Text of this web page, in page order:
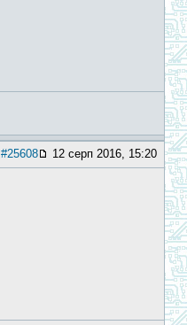
#25608 12 серп 2016, 15:20